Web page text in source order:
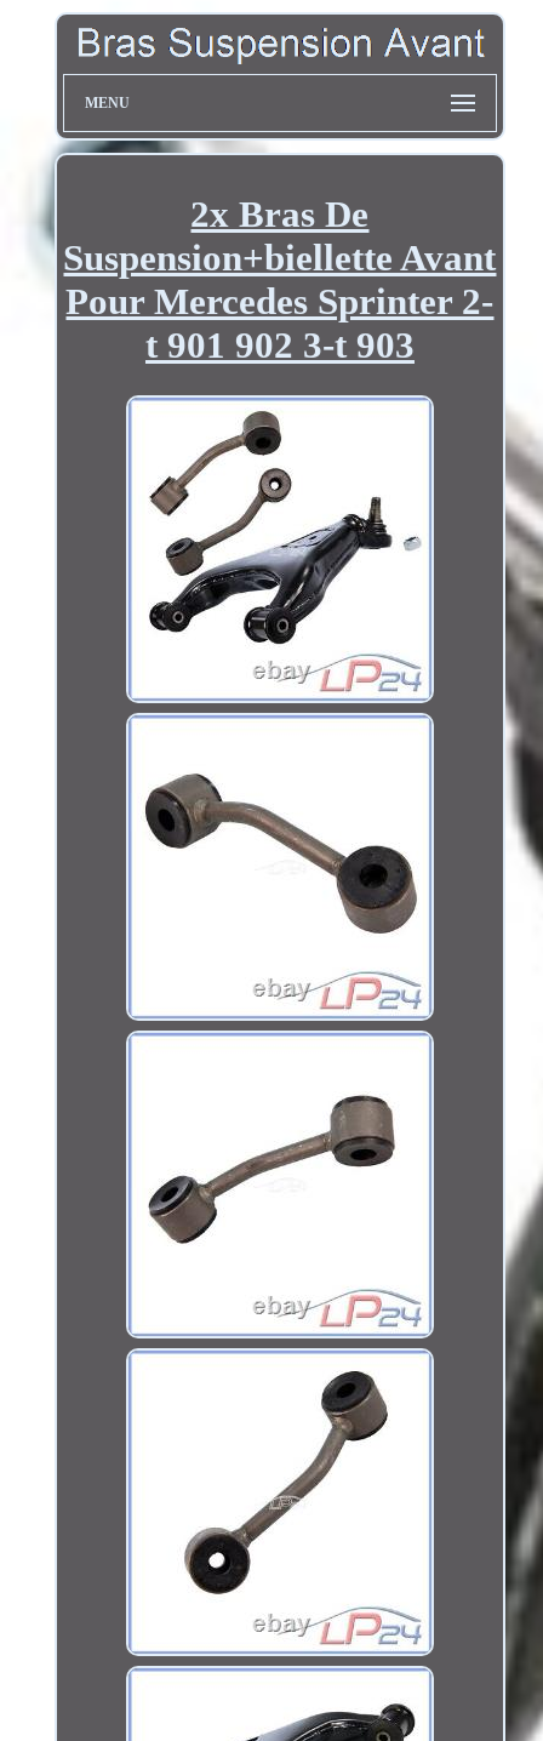
MENU
2x Bras De
Suspension+biellette Avant
Pour Mercedes Sprinter 2-
t 901 902 3-t 903